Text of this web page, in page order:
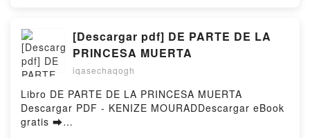
ODONTOPEDIATRIA: DIAGNOSTICO Y
TRATAMIENTO INTEGRAL Libro gratuito (PDF ePub
Mobi) de CARLOS GARCIA BALLESTA, ASUNCION
MENDOZA MENDOZA.TRAUMATOLOGIA ORAL EN
ODONTOPEDIATRIA: DIAGNOSTICO Y
TRATAMIENTO INTEGRAL CARLOS GARCIA
BALLESTA, ASUNCION MENDOZA MENDOZA PDF,
TRAUMATOLOGIA ORAL EN ODONTOPEDIATRIA:
[Descargar pdf] DE PARTE DE LA
PRINCESA MUERTA
iqasechaqogh
Libro DE PARTE DE LA PRINCESA MUERTA
Descargar PDF - KENIZE MOURADDescargar eBook
gratis ➡